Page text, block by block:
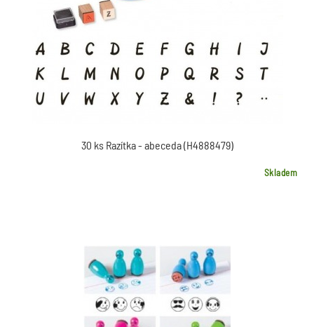
30 ks Razítka - abeceda (H4888479)
Skladem